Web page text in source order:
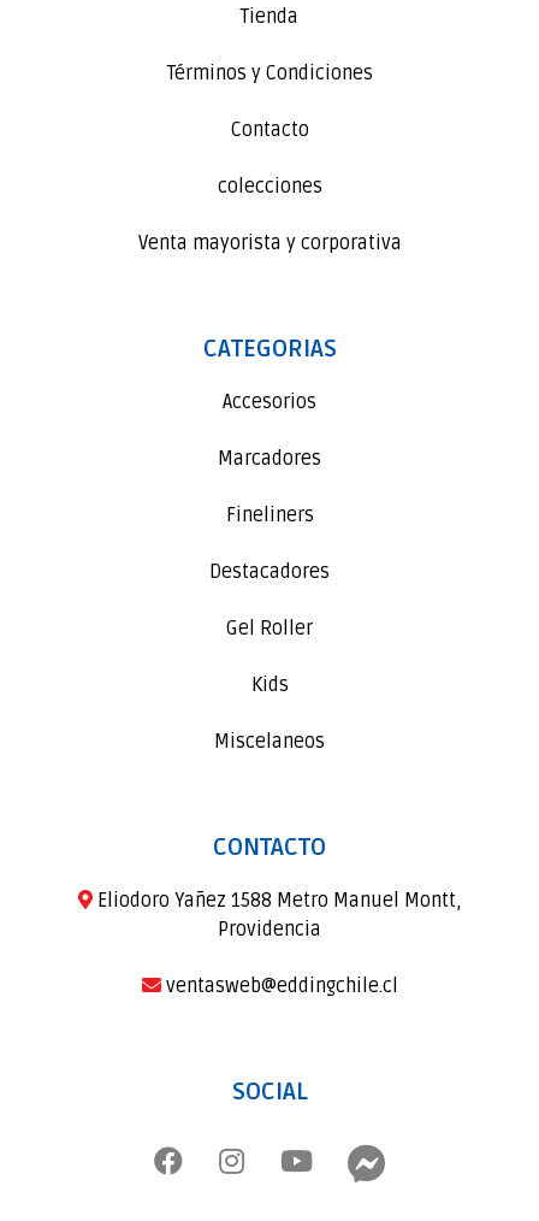
Tienda
Términos y Condiciones
Contacto
colecciones
Venta mayorista y corporativa
CATEGORIAS
Accesorios
Marcadores
Fineliners
Destacadores
Gel Roller
Kids
Miscelaneos
CONTACTO
Eliodoro Yañez 1588 Metro Manuel Montt,
Providencia
ventasweb@eddingchile.cl
SOCIAL